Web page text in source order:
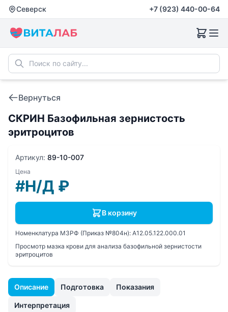
Северск +7 (923) 440-00-64
Вернуться
СКРИН Базофильная зернистость
эритроцитов
Описание Подготовка Показания
Интерпретация
Артикул: 89-10-007
Цена
#Н/Д ₽
В корзину
Номенклатура МЗРФ (Приказ №804н): A12.05.122.000.01
Просмотр мазка крови для анализа базофильной зернистости
эритроцитов